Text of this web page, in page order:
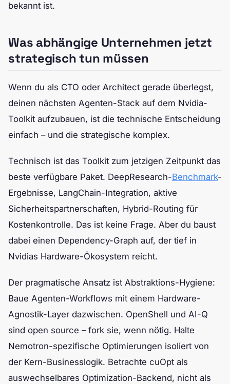
bekannt ist.
Was abhängige Unternehmen jetzt
strategisch tun müssen
Wenn du als CTO oder Architect gerade überlegst,
deinen nächsten Agenten-Stack auf dem Nvidia-
Toolkit aufzubauen, ist die technische Entscheidung
einfach – und die strategische komplex.
Technisch ist das Toolkit zum jetzigen Zeitpunkt das
beste verfügbare Paket. DeepResearch-Benchmark-
Ergebnisse, LangChain-Integration, aktive
Sicherheitspartnerschaften, Hybrid-Routing für
Kostenkontrolle. Das ist keine Frage. Aber du baust
dabei einen Dependency-Graph auf, der tief in
Nvidias Hardware-Ökosystem reicht.
Der pragmatische Ansatz ist Abstraktions-Hygiene:
Baue Agenten-Workflows mit einem Hardware-
Agnostik-Layer dazwischen. OpenShell und AI-Q
sind open source – fork sie, wenn nötig. Halte
Nemotron-spezifische Optimierungen isoliert von
der Kern-Businesslogik. Betrachte cuOpt als
auswechselbares Optimization-Backend, nicht als